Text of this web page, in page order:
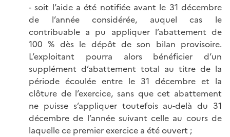
- soit l’aide a été notifiée avant le 31 décembre
de l’année considérée, auquel cas le
contribuable a pu appliquer l’abattement de
100 % dès le dépôt de son bilan provisoire.
L’exploitant pourra alors bénéficier d’un
supplément d’abattement total au titre de la
période écoulée entre le 31 décembre et la
clôture de l’exercice, sans que cet abattement
ne puisse s’appliquer toutefois au-delà du 31
décembre de l’année suivant celle au cours de
laquelle ce premier exercice a été ouvert ;